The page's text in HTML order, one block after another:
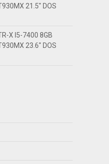
21.5″ DOS
X I5-7400 8GB
23.6″ DOS